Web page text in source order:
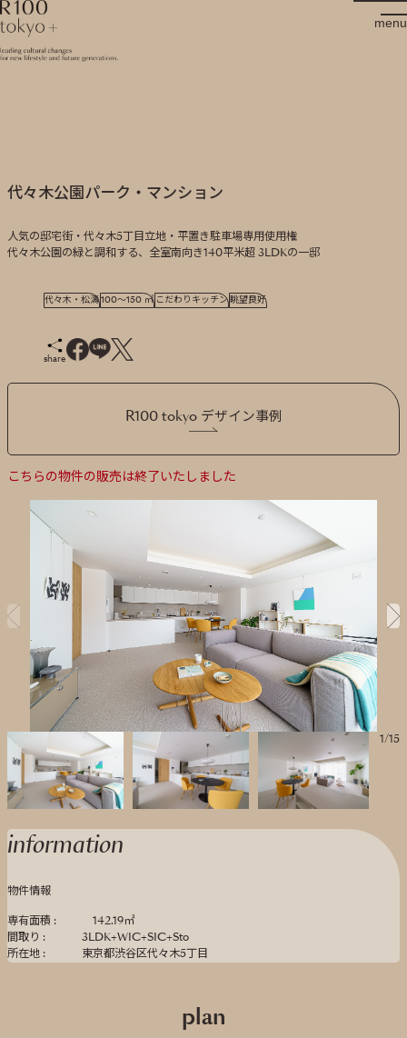
R100 tokyo
menu
代々木公園パーク・マンション
人気の邸宅街・代々木5丁目立地・平置き駐車場専用使用権
代々木公園の緑と調和する、全室南向き140平米超 3LDKの一邸
代々木・松濤 100～150 ㎡ こだわりキッチン 眺望良好
share
R100 tokyo デザイン事例
こちらの物件の販売は終了いたしました
1/15
information
物件情報
専有面積 :
142.19㎡
間取り :
3LDK+WIC+SIC+Sto
所在地 :
東京都渋谷区代々木5丁目
plan